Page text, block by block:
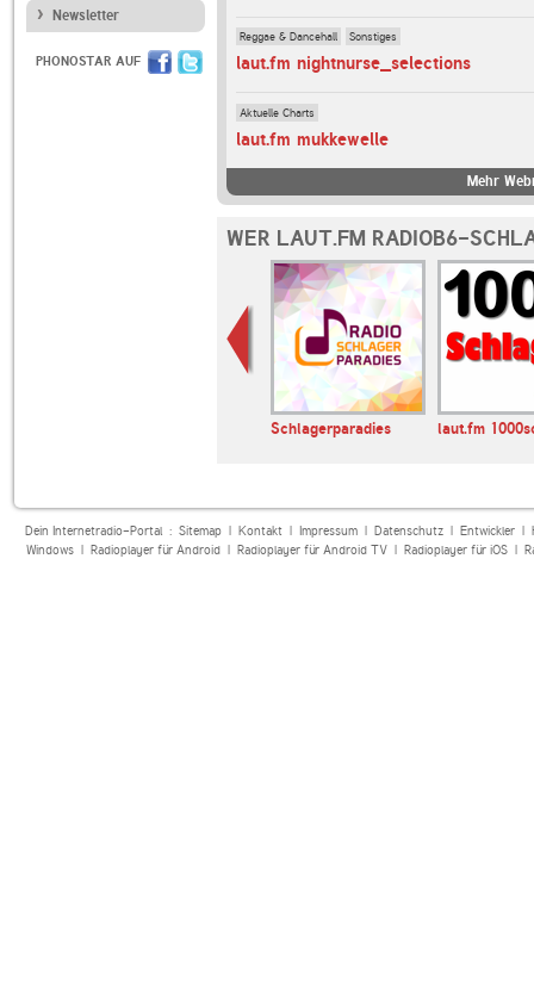
Newsletter
PHONOSTAR AUF
Reggae & Dancehall Sonstiges
laut.fm nightnurse_selections
Aktuelle Charts
laut.fm mukkewelle
Mehr
WER LAUT.FM RADIOB6-
Schlagerparadies laut.fm
Dein Internetradio-Portal : Sitemap| Kontakt| Impressum| Datenschutz| Entwickler|
Windows| Radioplayer für Android| Radioplayer für Android TV| Radioplayer für iOS|